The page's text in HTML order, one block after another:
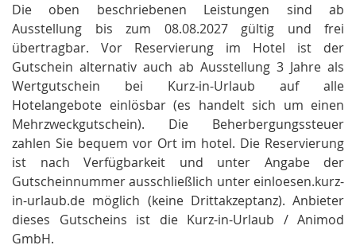
Die oben beschriebenen Leistungen sind ab
Ausstellung bis zum 08.08.2027 gültig und frei
übertragbar. Vor Reservierung im Hotel ist der
Gutschein alternativ auch ab Ausstellung 3 Jahre als
Wertgutschein bei Kurz-in-Urlaub auf alle
Hotelangebote einlösbar (es handelt sich um einen
Mehrzweckgutschein). Die Beherbergungssteuer
zahlen Sie bequem vor Ort im hotel. Die Reservierung
ist nach Verfügbarkeit und unter Angabe der
Gutscheinnummer ausschließlich unter einloesen.kurz-
in-urlaub.de möglich (keine Drittakzeptanz). Anbieter
dieses Gutscheins ist die Kurz-in-Urlaub / Animod
GmbH.